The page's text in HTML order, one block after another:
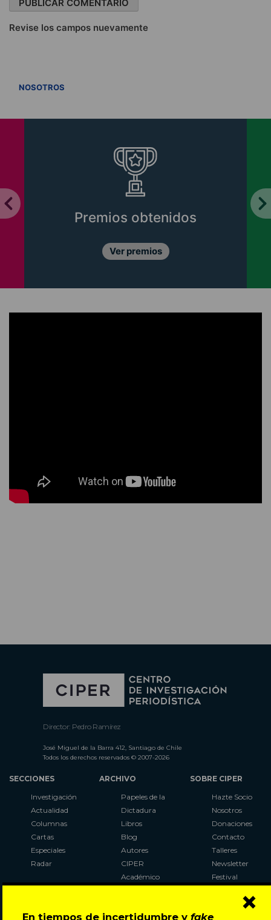
En tiempos de incertidumbre y fake ×
Revise los campos nuevamente
NOSOTROS
Premios obtenidos
Ver premios
Director: Pedro Ramírez
José Miguel de la Barra 412, Santiago de Chile
Todos los derechos reservados © 2007-2026
SECCIONES
Investigación
Actualidad
Columnas
Cartas
Especiales
Radar
ARCHIVO
Papeles de la
Dictadura
Libros
Blog
Autores
CIPER
Académico
Al Plebiscito
SOBRE CIPER
Hazte Socio
Nosotros
Donaciones
Contacto
Talleres
Newsletter
Festival